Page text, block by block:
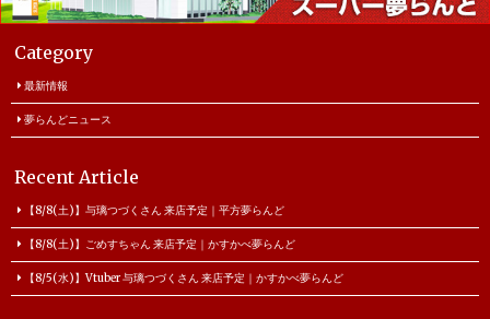
Category
最新情報
夢らんどニュース
Recent Article
【8/8(土)】与璃つづくさん 来店予定｜平方夢らんど
【8/8(土)】ごめすちゃん 来店予定｜かすかべ夢らんど
【8/5(水)】Vtuber 与璃つづくさん 来店予定｜かすかべ夢らんど